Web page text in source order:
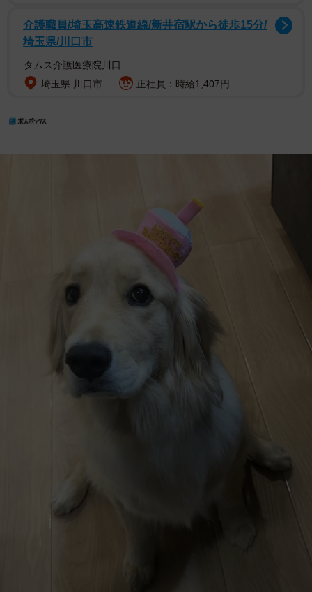
介護職員/埼玉高速鉄道線/新井宿駅から徒歩15分/
埼玉県/川口市
タムス介護医療院川口
埼玉県 川口市
正社員：時給1,407円